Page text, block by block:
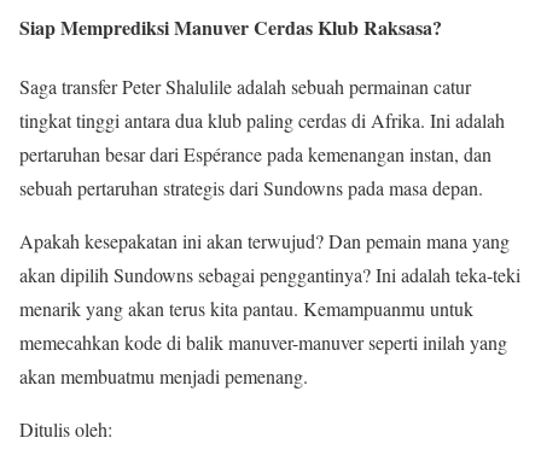
Siap Memprediksi Manuver Cerdas Klub Raksasa?
Saga transfer Peter Shalulile adalah sebuah permainan catur
tingkat tinggi antara dua klub paling cerdas di Afrika. Ini adalah
pertaruhan besar dari Espérance pada kemenangan instan, dan
sebuah pertaruhan strategis dari Sundowns pada masa depan.
Apakah kesepakatan ini akan terwujud? Dan pemain mana yang
akan dipilih Sundowns sebagai penggantinya? Ini adalah teka-teki
menarik yang akan terus kita pantau. Kemampuanmu untuk
memecahkan kode di balik manuver-manuver seperti inilah yang
akan membuatmu menjadi pemenang.
Ditulis oleh: